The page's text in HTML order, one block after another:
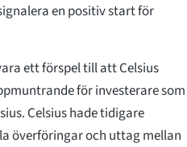
en positiv start för
ett förspel till att Celsius
för investerare som
Celsius hade tidigare
överföringar och uttag mellan